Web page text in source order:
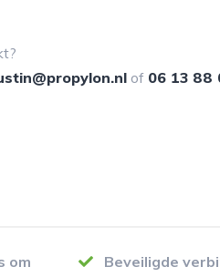
of 06 13 88
om Beveiligde